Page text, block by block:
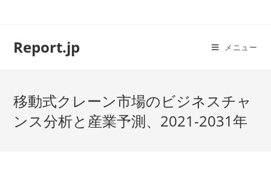
Report.jp メニュー
移動式クレーン市場のビジネスチャ
ンス分析と産業予測、2021-2031年